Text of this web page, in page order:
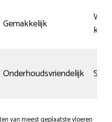
Gemakkelijk
Onderhoudsvriendelijk
van meest geplaatste vloeren